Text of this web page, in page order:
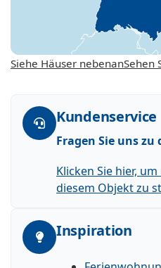
Siehe Häuser nebenanSehen
Kundenservice
Fragen Sie uns
Klicken Sie hier,
diesem Objekt zu
Inspiration